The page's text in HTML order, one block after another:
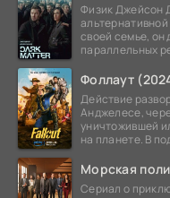
Физик Джейсон
своей семье, он
параллельных
Фоллаут
Действие
Анджелесе,
уничтожившей
на планете. В
Морская
Сериал о